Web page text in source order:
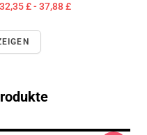
32,35 £ - 37,88 £